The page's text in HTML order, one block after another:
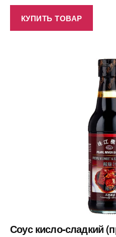
КУПИТЬ ТОВАР
Соус кисло-сладкий